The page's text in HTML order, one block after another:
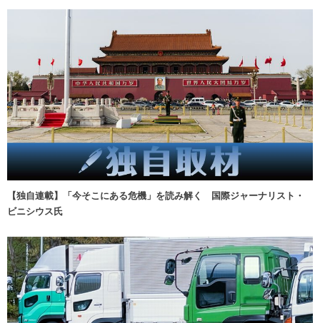
【独自連載】「今そこにある危機」を読み解く 国際ジャーナリスト・
ビニシウス氏